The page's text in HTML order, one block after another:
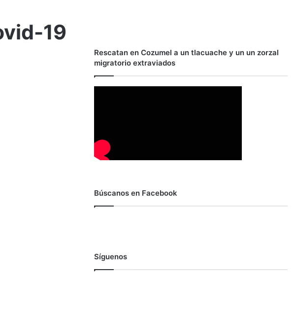
19
Rescatan en Cozumel a un tlacuache y un un zorzal
migratorio extraviados
Búscanos en Facebook
Síguenos